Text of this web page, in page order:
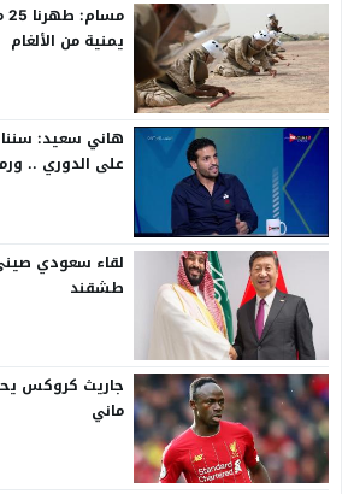
يمنية من الألغام
هاني سعيد:
على الدوري ..
لقاء سعودي
طشقند
جاريث كروكس
ماني